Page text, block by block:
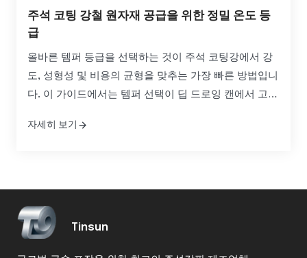
주석 코팅 강철 원자재 공급을 위한 정밀 온도 등
급
올바른 템퍼 등급을 선택하는 것이 주석 코팅강에서 강
도, 성형성 및 비용의 균형을 맞추는 가장 빠른 방법입니
다. 이 가이드에서는 템퍼 선택이 딥 드로잉 캔에서 고압
드 타임을 확보할 수 있도록 성능을 향상시키는 방법을
자세히 보기
Tinsun